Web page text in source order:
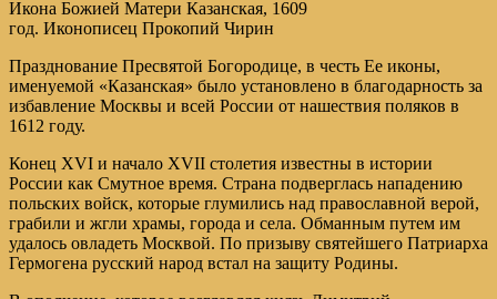
Икона Божией Матери Казанская, 1609
год. Иконописец Прокопий Чирин
Празднование Пресвятой Богородице, в честь Ее иконы,
именуемой «Казанская» было установлено в благодарность за
избавление Москвы и всей России от нашествия поляков в
1612 году.
Конец ХVI и начало ХVII столетия известны в истории
России как Смутное время. Страна подверглась нападению
польских войск, которые глумились над православной верой,
грабили и жгли храмы, города и села. Обманным путем им
удалось овладеть Москвой. По призыву святейшего Патриарха
Гермогена русский народ встал на защиту Родины.